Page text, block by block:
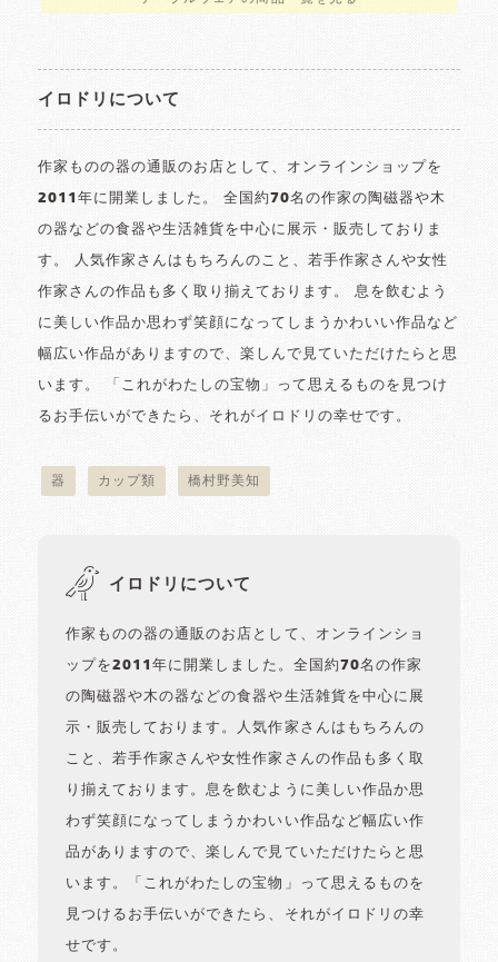
イロドリについて
作家ものの器の通販のお店として、オンラインショップを
2011年に開業しました。 全国約70名の作家の陶磁器や木
の器などの食器や生活雑貨を中心に展示・販売しておりま
す。 人気作家さんはもちろんのこと、若手作家さんや女性
作家さんの作品も多く取り揃えております。 息を飲むよう
に美しい作品か思わず笑顔になってしまうかわいい作品など
幅広い作品がありますので、楽しんで見ていただけたらと思
います。 「これがわたしの宝物」って思えるものを見つけ
るお手伝いができたら、それがイロドリの幸せです。
器 カップ類 橋村野美知
イロドリについて
作家ものの器の通販のお店として、オンラインショ
ップを2011年に開業しました。全国約70名の作家
の陶磁器や木の器などの食器や生活雑貨を中心に展
示・販売しております。人気作家さんはもちろんの
こと、若手作家さんや女性作家さんの作品も多く取
り揃えております。息を飲むように美しい作品か思
わず笑顔になってしまうかわいい作品など幅広い作
品がありますので、楽しんで見ていただけたらと思
います。「これがわたしの宝物」って思えるものを
見つけるお手伝いができたら、それがイロドリの幸
せです。